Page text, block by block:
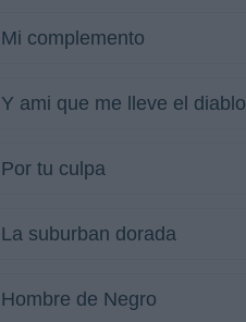
Mi complemento
Y ami que me lleve el diablo
Por tu culpa
La suburban dorada
Hombre de Negro